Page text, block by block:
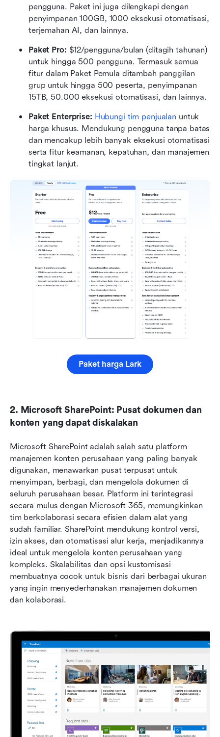
pengguna. Paket ini juga dilengkapi dengan
penyimpanan 100GB, 1000 eksekusi otomatisasi,
terjemahan AI, dan lainnya.
Paket Pro: $12/pengguna/bulan (ditagih tahunan)
untuk hingga 500 pengguna. Termasuk semua
fitur dalam Paket Pemula ditambah panggilan
grup untuk hingga 500 peserta, penyimpanan
15TB, 50.000 eksekusi otomatisasi, dan lainnya.
Paket Enterprise: Hubungi tim penjualan untuk
harga khusus. Mendukung pengguna tanpa batas
dan mencakup lebih banyak eksekusi otomatisasi
serta fitur keamanan, kepatuhan, dan manajemen
tingkat lanjut.
Paket harga Lark
2. Microsoft SharePoint: Pusat dokumen dan
konten yang dapat diskalakan
Microsoft SharePoint adalah salah satu platform
manajemen konten perusahaan yang paling banyak
digunakan, menawarkan pusat terpusat untuk
menyimpan, berbagi, dan mengelola dokumen di
seluruh perusahaan besar. Platform ini terintegrasi
secara mulus dengan Microsoft 365, memungkinkan
tim berkolaborasi secara efisien dalam alat yang
sudah familiar. SharePoint mendukung kontrol versi,
izin akses, dan otomatisasi alur kerja, menjadikannya
ideal untuk mengelola konten perusahaan yang
kompleks. Skalabilitas dan opsi kustomisasi
membuatnya cocok untuk bisnis dari berbagai ukuran
yang ingin menyederhanakan manajemen dokumen
dan kolaborasi.